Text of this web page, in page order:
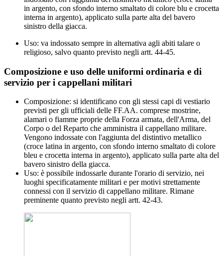
in argento, con sfondo interno smaltato di colore blu e crocetta
interna in argento), applicato sulla parte alta del bavero
sinistro della giacca.
Uso: va indossato sempre in alternativa agli abiti talare o
religioso, salvo quanto previsto negli artt. 44-45.
Composizione e uso delle uniformi ordinaria e di
servizio per i cappellani militari
Composizione: si identificano con gli stessi capi di vestiario
previsti per gli ufficiali delle FF.AA. comprese mostrine,
alamari o fiamme proprie della Forza armata, dell'Arma, del
Corpo o del Reparto che amministra il cappellano militare.
Vengono indossate con l'aggiunta del distintivo metallico
(croce latina in argento, con sfondo interno smaltato di colore
bleu e crocetta interna in argento), applicato sulla parte alta del
bavero sinistro della giacca.
Uso: è possibile indossarle durante l'orario di servizio, nei
luoghi specificatamente militari e per motivi strettamente
connessi con il servizio di cappellano militare. Rimane
preminente quanto previsto negli artt. 42-43.